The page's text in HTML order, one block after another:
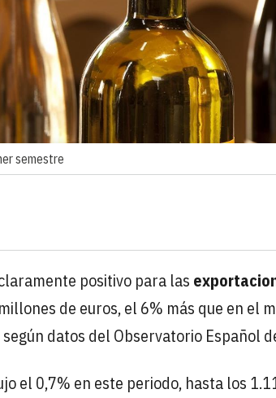
semestre
positivo para las
de euros, el 6% más que en el
según datos del Observatorio Español
el 0,7% en este periodo, hasta los